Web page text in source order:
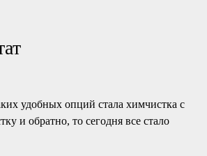
удобных опций стала химчистка с
и обратно, то сегодня все стало